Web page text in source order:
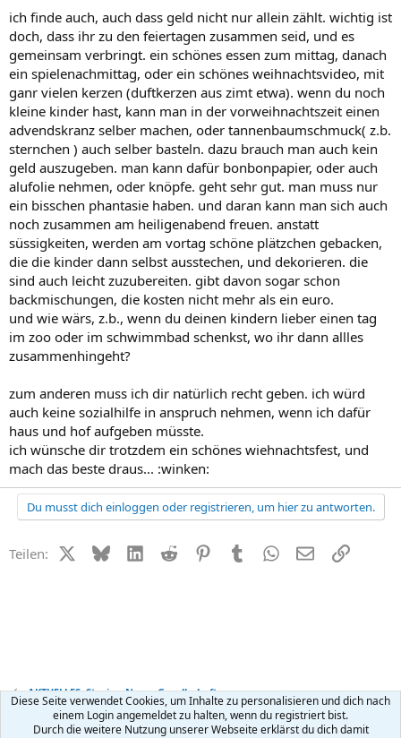
ich finde auch, auch dass geld nicht nur allein zählt. wichtig ist
doch, dass ihr zu den feiertagen zusammen seid, und es
gemeinsam verbringt. ein schönes essen zum mittag, danach
ein spielenachmittag, oder ein schönes weihnachtsvideo, mit
ganr vielen kerzen (duftkerzen aus zimt etwa). wenn du noch
kleine kinder hast, kann man in der vorweihnachtszeit einen
advendskranz selber machen, oder tannenbaumschmuck( z.b.
sternchen ) auch selber basteln. dazu brauch man auch kein
geld auszugeben. man kann dafür bonbonpapier, oder auch
alufolie nehmen, oder knöpfe. geht sehr gut. man muss nur
ein bisschen phantasie haben. und daran kann man sich auch
noch zusammen am heiligenabend freuen. anstatt
süssigkeiten, werden am vortag schöne plätzchen gebacken,
die die kinder dann selbst ausstechen, und dekorieren. die
sind auch leicht zuzubereiten. gibt davon sogar schon
backmischungen, die kosten nicht mehr als ein euro.
und wie wärs, z.b., wenn du deinen kindern lieber einen tag
im zoo oder im schwimmbad schenkst, wo ihr dann allles
zusammenhingeht?
zum anderen muss ich dir natürlich recht geben. ich würd
auch keine sozialhilfe in anspruch nehmen, wenn ich dafür
haus und hof aufgeben müsste.
ich wünsche dir trotzdem ein schönes wiehnachtsfest, und
mach das beste draus... :winken:
Du musst dich einloggen oder registrieren, um hier zu antworten.
Teilen: X (Twitter)
BlueskyLinkedIn
Reddit PinterestTumblr WhatsApp
E-MailLink
AKTUELLES: Stories, News, Gesellschaft
Kontakt Nutzungsbedingungen Datenschutz Hilfe
R
Diese Seite verwendet Cookies, um Inhalte zu personalisieren und dich nach
einem Login angemeldet zu halten, wenn du registriert bist.
Durch die weitere Nutzung unserer Webseite erklärst du dich damit